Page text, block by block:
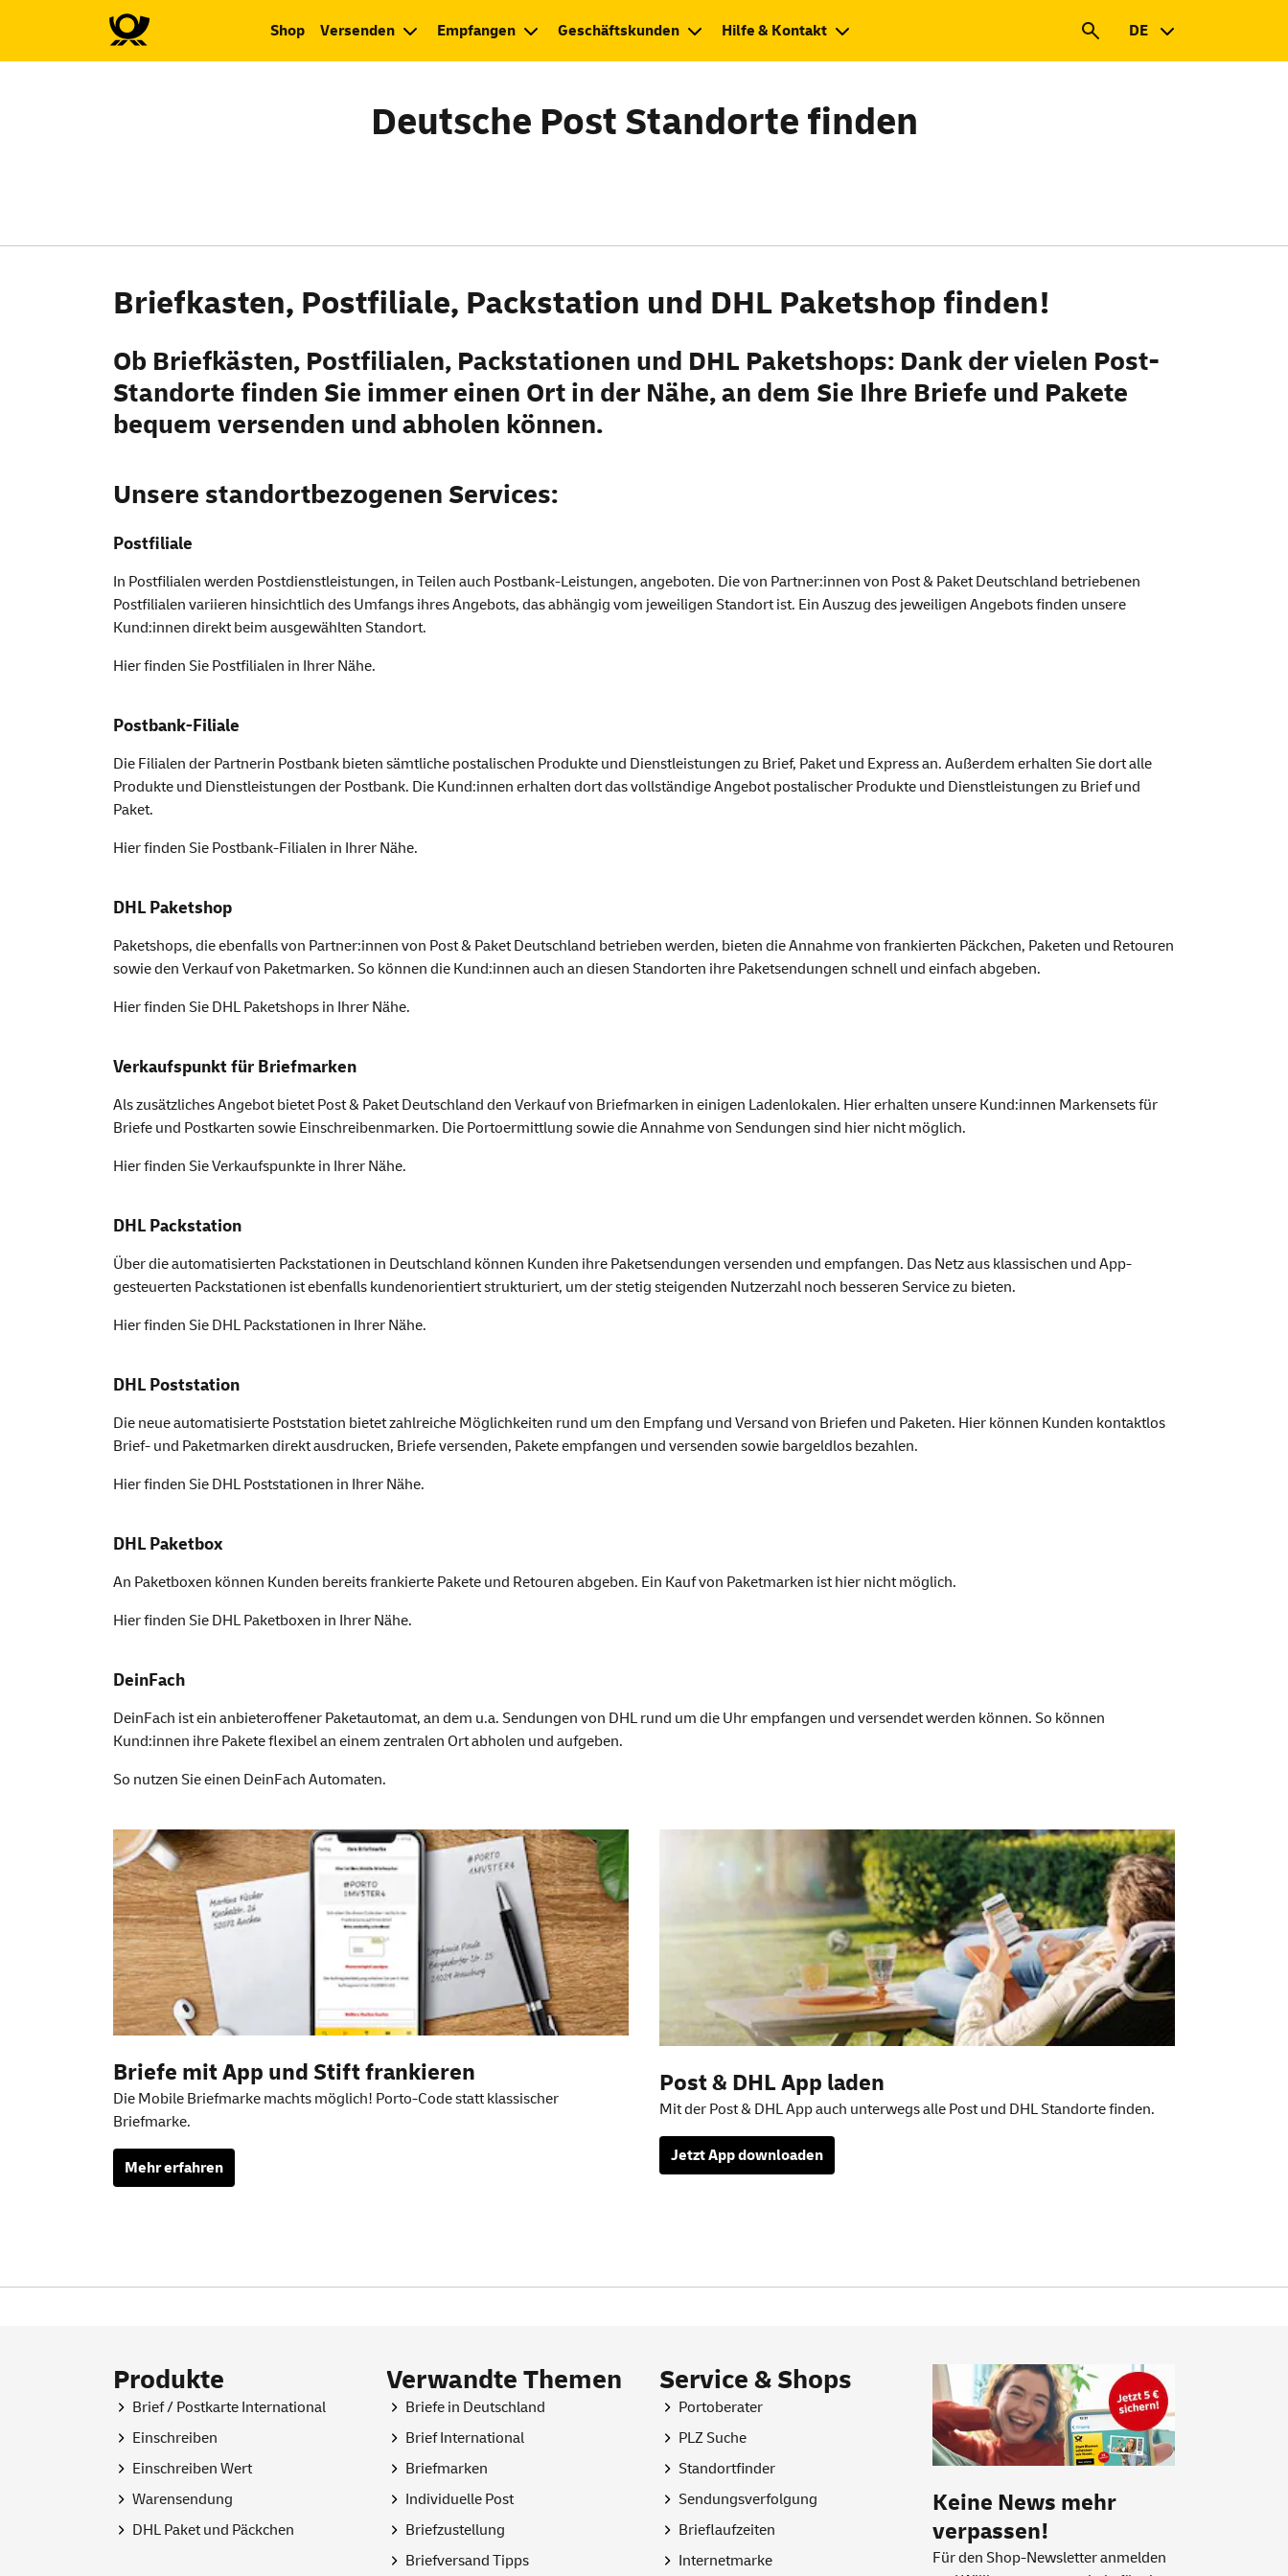
Shop Versenden Empfangen Geschäftskunden Hilfe & Kontakt DE
Deutsche Post Standorte finden
Briefkasten, Postfiliale, Packstation und DHL Paketshop finden!
Ob Briefkästen, Postfilialen, Packstationen und DHL Paketshops: Dank der vielen Post-
Standorte finden Sie immer einen Ort in der Nähe, an dem Sie Ihre Briefe und Pakete
bequem versenden und abholen können.
Unsere standortbezogenen Services:
Postfiliale
In Postfilialen werden Postdienstleistungen, in Teilen auch Postbank-Leistungen, angeboten. Die von Partner:innen von Post & Paket Deutschland betriebenen
Postfilialen variieren hinsichtlich des Umfangs ihres Angebots, das abhängig vom jeweiligen Standort ist. Ein Auszug des jeweiligen Angebots finden unsere
Kund:innen direkt beim ausgewählten Standort.
Hier finden Sie Postfilialen in Ihrer Nähe.
Postbank-Filiale
Die Filialen der Partnerin Postbank bieten sämtliche postalischen Produkte und Dienstleistungen zu Brief, Paket und Express an. Außerdem erhalten Sie dort alle
Produkte und Dienstleistungen der Postbank. Die Kund:innen erhalten dort das vollständige Angebot postalischer Produkte und Dienstleistungen zu Brief und
Paket.
Hier finden Sie Postbank-Filialen in Ihrer Nähe.
DHL Paketshop
Paketshops, die ebenfalls von Partner:innen von Post & Paket Deutschland betrieben werden, bieten die Annahme von frankierten Päckchen, Paketen und Retouren
sowie den Verkauf von Paketmarken. So können die Kund:innen auch an diesen Standorten ihre Paketsendungen schnell und einfach abgeben.
Hier finden Sie DHL Paketshops in Ihrer Nähe.
Verkaufspunkt für Briefmarken
Als zusätzliches Angebot bietet Post & Paket Deutschland den Verkauf von Briefmarken in einigen Ladenlokalen. Hier erhalten unsere Kund:innen Markensetsfür
Briefe und Postkarten sowie Einschreibenmarken. Die Portoermittlung sowie die Annahme von Sendungen sind hier nicht möglich.
Hier finden SieVerkaufspunkte in Ihrer Nähe.
DHL Packstation
Über die automatisierten Packstationen in Deutschland können Kunden ihre Paketsendungen versenden und empfangen. Das Netz aus klassischen und App-
gesteuerten Packstationen ist ebenfalls kundenorientiert strukturiert, um der stetig steigenden Nutzerzahl noch besseren Servicezu bieten.
Hier finden Sie DHL Packstationen in Ihrer Nähe.
DHL Poststation
Die neue automatisierte Poststation bietet zahlreiche Möglichkeiten rund um den Empfang und Versand von Briefen und Paketen. Hier können Kunden kontaktlos
Brief- und Paketmarken direkt ausdrucken, Briefe versenden, Pakete empfangen und versenden sowie bargeldlos bezahlen.
Hier finden Sie DHL Poststationen in Ihrer Nähe.
DHL Paketbox
An Paketboxen können Kunden bereits frankierte Pakete und Retouren abgeben. Ein Kauf von Paketmarken ist hier nicht möglich.
Hier finden Sie DHL Paketboxen in Ihrer Nähe.
DeinFach
DeinFach ist ein anbieteroffener Paketautomat, an dem u.a. Sendungen von DHL rund um die Uhr empfangen und versendet werden können. So können
Kund:innen ihre Pakete flexibel an einem zentralen Ort abholen und aufgeben.
So nutzen Sie einen DeinFach Automaten.
Weitere Informationen
Briefe mitApp und Stift frankieren
Die Mobile Briefmarke machts möglich! Porto-Code statt klassischer
Briefmarke.
Mehr erfahren
Post & DHL App laden
Mit der Post & DHL App auch unterwegs alle Post und DHL Standorte finden.
JetztAppdownloaden
Produkte
Brief / Postkarte International
Einschreiben
Einschreiben Wert
Warensendung
DHL Paket und Päckchen
Verwandte Themen
Briefe in Deutschland
Brief International
Briefmarken
Individuelle Post
Briefzustellung
Briefversand Tipps
Service & Shops
Portoberater
PLZ Suche
Standortfinder
Sendungsverfolgung
Brieflaufzeiten
Internetmarke
Keine News mehr
verpassen!
Für den Shop-Newsletter anmelden